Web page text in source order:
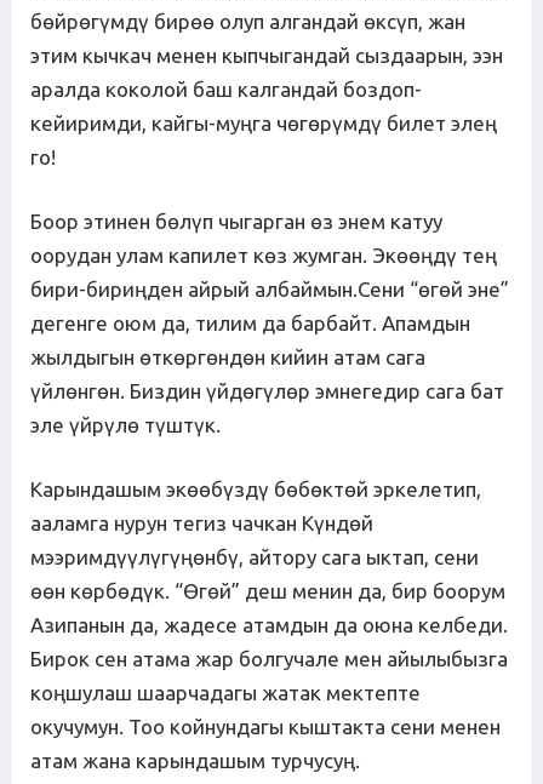
бөйрөгүмдү бирөө олуп алгандай өксүп, жан
этим кычкач менен кыпчыгандай сыздаарын, ээн
аралда коколой баш калгандай боздоп-
кейиримди, кайгы-муңга чөгөрүмдү билет элең
го!
Боор этинен бөлүп чыгарган өз энем катуу
оорудан улам капилет көз жумган. Экөөңдү тең
бири-бириңден айрый албаймын.Сени “өгөй эне”
дегенге оюм да, тилим да барбайт. Апамдын
жылдыгын өткөргөндөн кийин атам сага
үйлөнгөн. Биздин үйдөгүлөр эмнегедир сага бат
эле үйрүлө түштүк.
Карындашым экөөбүздү бөбөктөй эркелетип,
ааламга нурун тегиз чачкан Күндөй
мээримдүүлүгүңөнбү, айтору сага ыктап, сени
өөн көрбөдүк. “Өгөй” деш менин да, бир боорум
Азипанын да, жадесе атамдын да оюна келбеди.
Бирок сен атама жар болгучале мен айылыбызга
коңшулаш шаарчадагы жатак мектепте
окучумун. Тоо койнундагы кыштакта сени менен
атам жана карындашым турчусуң.